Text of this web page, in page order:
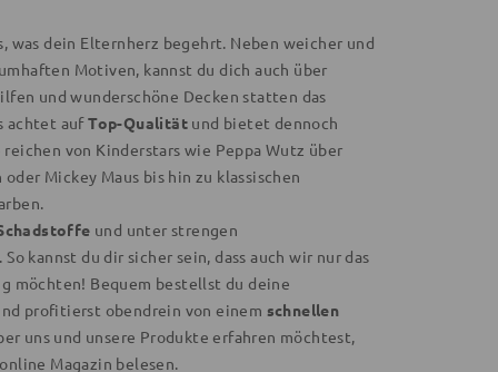
was dein Elternherz begehrt. Neben weicher und
Motiven, kannst du dich auch über
und wunderschöne Decken statten das
achtet aufTop-Qualität und bietet dennoch
von Kinderstars wie Peppa Wutz über
Mickey Maus bis hin zu klassischen
und unter strengen
kannst du dir sicher sein, dass auch wir nur das
möchten! Bequem bestellst du deine
profitierst obendrein von einem schnellen
uns und unsere Produkte erfahren möchtest,
Magazin belesen.